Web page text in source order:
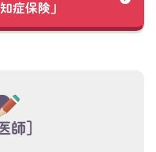
症保険」
師］